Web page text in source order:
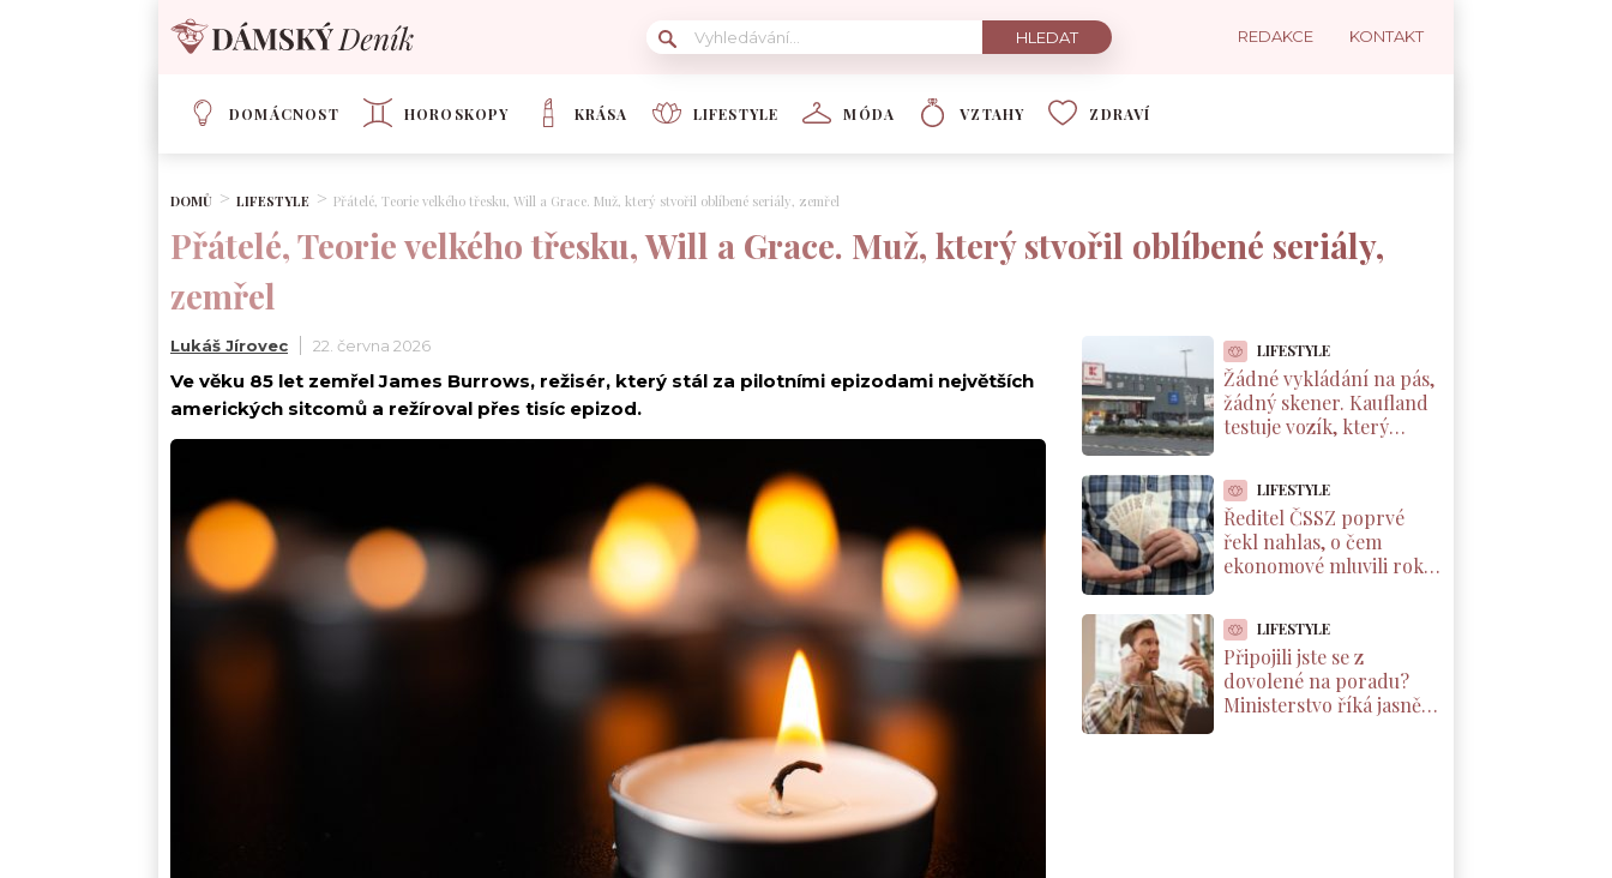
REDAKCE KONTAKT
DOMÁCNOST HOROSKOPY KRÁSA LIFESTYLE MÓDA VZTAHY ZDRAVÍ
DOMŮ LIFESTYLE Přátelé, Teorie velkého třesku, Will a Grace. Muž, který stvořil oblíbené seriály, zemřel
Přátelé, Teorie velkého třesku, Will a Grace. Muž, který stvořil oblíbené seriály,
zemřel
Lukáš Jírovec 22. června 2026
Ve věku 85 let zemřel James Burrows, režisér, který stál za pilotními epizodami největších
amerických sitcomů a režíroval přes tisíc epizod.
LIFESTYLE
Žádné vykládání na pás,
žádný skener. Kaufland
testuje vozík, který
sebe
LIFESTYLE
Ředitel ČSSZ poprvé
řekl nahlas, o čem
ekonomové mluvili roky.
o 1800 Kč měsíčně
LIFESTYLE
Připojili jste se z
dovolené na poradu?
Ministerstvo říká jasně: